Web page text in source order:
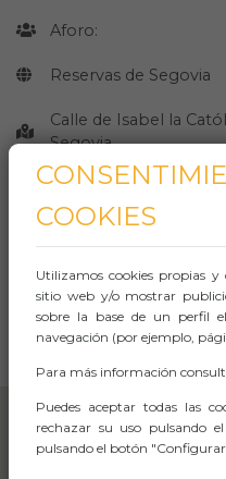
Aforo:
Reservas de Segovia
Calle de Isabel la
Segovia
SEGOVIA
Observaciones
CÓMO LLEGAR
COOKIES
Utilizamos cookies propias
sitio web y/o mostrar
sobre la base de un perfil
navegación (por ejemplo,
Para más información
Puedes aceptar todas las
rechazar su uso pulsando
pulsando el botón